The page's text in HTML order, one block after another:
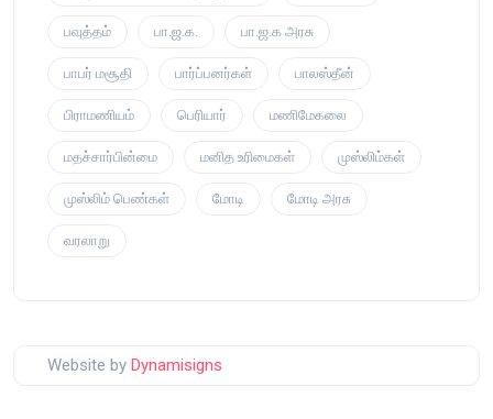
பவுத்தம் பா.ஜ.க. பா.ஜ.க அரசு
பாபர் மசூதி பார்ப்பனர்கள் பாலஸ்தீன்
பிராமணியம் பெரியார் மணிமேகலை
மதச்சார்பின்மை மனித உரிமைகள் முஸ்லிம்கள்
முஸ்லிம் பெண்கள் மோடி மோடி அரசு
வரலாறு
Website by Dynamisigns